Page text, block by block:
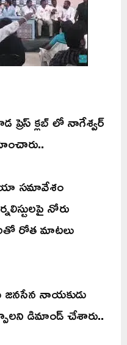
ప్రెస్ క్లబ్ లో నాగేశ్వర్
సమావేశం
నోరు
రోత మాటలు
జనసేన నాయకుడు
డిమాండ్ చేశారు..